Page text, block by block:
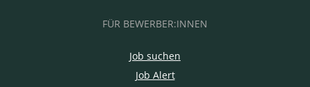
FÜR BEWERBER:INNEN
Job suchen
Job Alert